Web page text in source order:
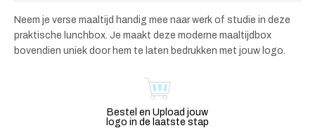
Neem je verse maaltijd handig mee naar werk of studie in deze
praktische lunchbox. Je maakt deze moderne maaltijdbox
bovendien uniek door hem te laten bedrukken met jouw logo.
Bestel en Upload jouw
logo in de laatste stap